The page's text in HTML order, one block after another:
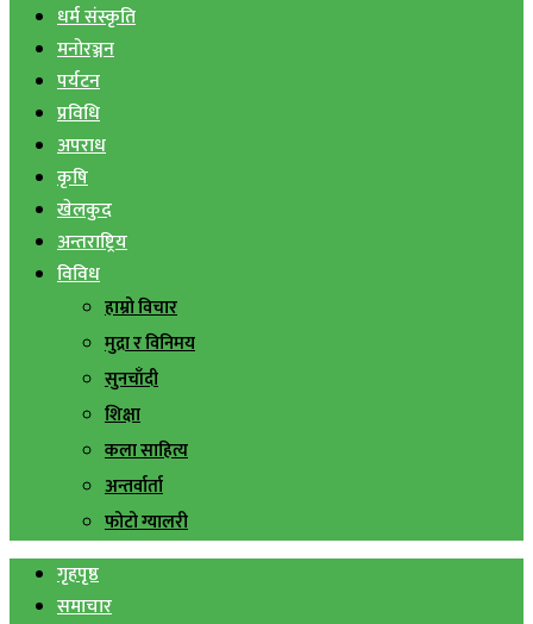
धर्म संस्कृति
मनोरञ्जन
पर्यटन
प्रविधि
अपराध
कृषि
खेलकुद
अन्तराष्ट्रिय
विविध
हाम्रो विचार
मुद्रा र विनिमय
सुनचाँदी
शिक्षा
कला साहित्य
अन्तर्वार्ता
फोटो ग्यालरी
गृहपृष्ठ
समाचार